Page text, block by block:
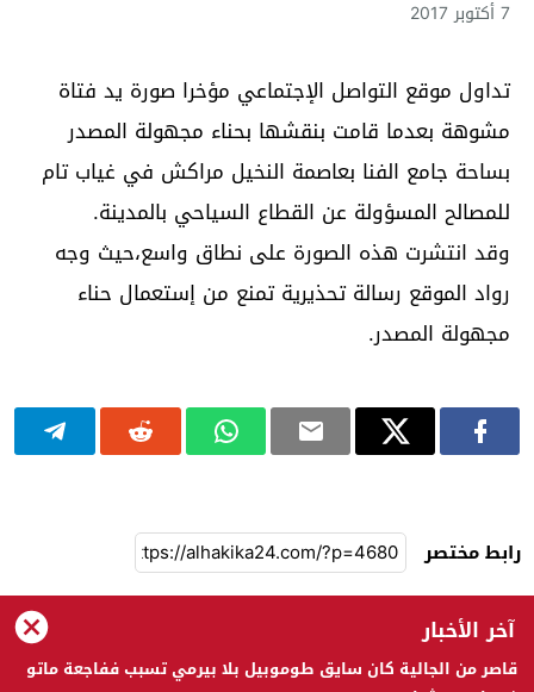
7 أكتوبر 2017
تداول موقع التواصل الإجتماعي مؤخرا صورة يد فتاة
مشوهة بعدما قامت بنقشها بحناء مجهولة المصدر
بساحة جامع الفنا بعاصمة النخيل مراكش في غياب تام
للمصالح المسؤولة عن القطاع السياحي بالمدينة.
وقد انتشرت هذه الصورة على نطاق واسع،حيث وجه
رواد الموقع رسالة تحذيرية تمنع من إستعمال حناء
مجهولة المصدر.
رابط مختصر
الحقيقة 24آخر الأخبار
قاصر من الجالية كان سايق طوموبيل بلا بيرمي تسبب ففاجعة ماتو